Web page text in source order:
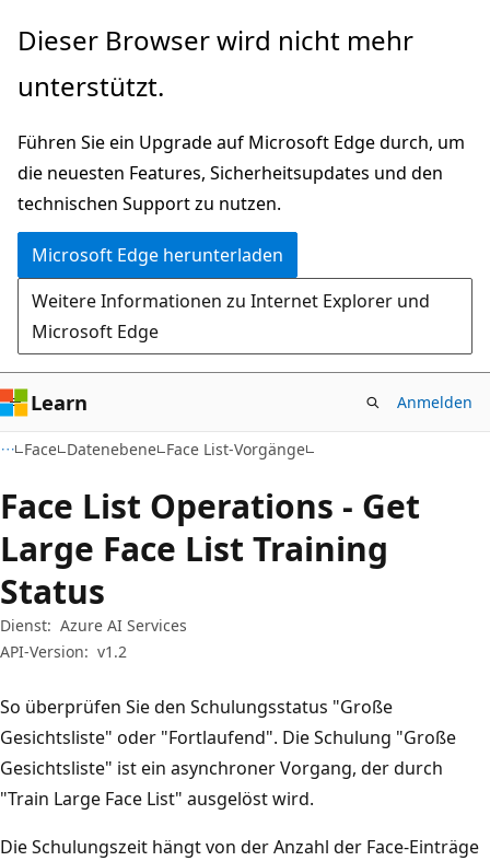
Zu
wechseln
Zur
springen
Dieser Browser wird nicht mehr
unterstützt.
Führen Sie ein Upgrade auf Microsoft Edge durch, um
die neuesten Features, Sicherheitsupdates und den
technischen Support zu nutzen.
Microsoft Edge herunterladen
Weitere Informationen zu Internet Explorer und
Microsoft Edge
Learn Anmelden
Face Datenebene Face List-Vorgänge
Face List Operations - Get
Large Face List Training
Status
Dienst: Azure AI Services
API-Version: v1.2
So überprüfen Sie den Schulungsstatus "Große
Gesichtsliste" oder "Fortlaufend". Die Schulung "Große
Gesichtsliste" ist ein asynchroner Vorgang, der durch
"Train Large Face List" ausgelöst wird.
Die Schulungszeit hängt von der Anzahl der Face-Einträge